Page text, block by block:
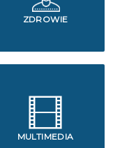
ZDROWIE
MULTIMEDIA